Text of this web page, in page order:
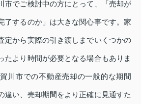
市でご検討中の方にとって、「売却が
了するのか」は大きな関心事です。家
定から実際の引き渡しまでいくつかの
たより時間が必要となる場合もありま
川市での不動産売却の一般的な期間
違い、売却期間をより正確に見通すた